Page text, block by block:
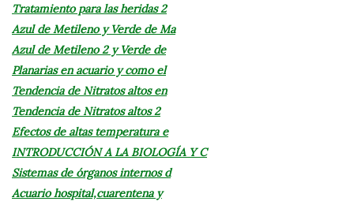
Tratamiento para las heridas 2
Azul de Metileno y Verde de Ma
Azul de Metileno 2 y Verde de
Planarias en acuario y como el
Tendencia de Nitratos altos en
Tendencia de Nitratos altos 2
Efectos de altas temperatura e
INTRODUCCIÓN A LA BIOLOGÍA Y C
Sistemas de órganos internos d
Acuario hospital,cuarentena y